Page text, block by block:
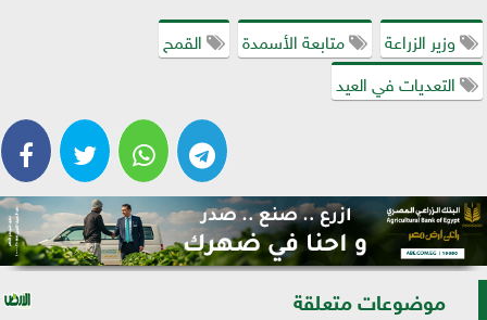
وزير الزراعة
متابعة الأسمدة
القمح
التعديات في العيد
موضوعات متعلقة